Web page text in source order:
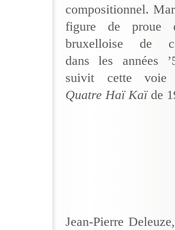
compositionnel.
figure de proue
bruxelloise de
dans les années
suivit cette voie
Quatre Haï Kaïde
Jean-Pierre